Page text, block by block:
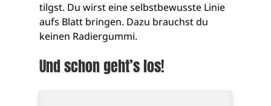
tilgst. Du wirst eine selbstbewusste Linie
aufs Blatt bringen. Dazu brauchst du
keinen Radiergummi.
Und schon geht’s los!